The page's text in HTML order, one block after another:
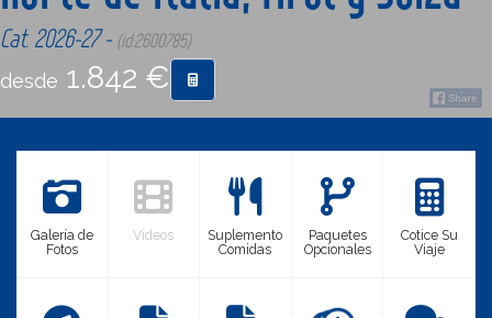
COMPRAR
MÁS
Cat. 2026-27 - (id:2600785)
desde 1.842 €
Galería de
Fotos
Videos
Suplemento
Comidas
Paquetes
Opcionales
Cotice Su
Viaje